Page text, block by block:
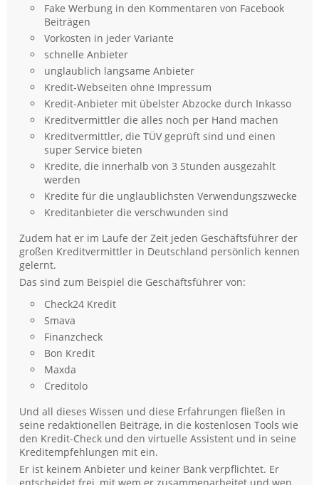
Fake Werbung in den Kommentaren von Facebook
Beiträgen
Vorkosten in jeder Variante
schnelle Anbieter
unglaublich langsame Anbieter
Kredit-Webseiten ohne Impressum
Kredit-Anbieter mit übelster Abzocke durch Inkasso
Kreditvermittler die alles noch per Hand machen
Kreditvermittler, die TÜV geprüft sind und einen
super Service bieten
Kredite, die innerhalb von 3 Stunden ausgezahlt
werden
Kredite für die unglaublichsten Verwendungszwecke
Kreditanbieter die verschwunden sind
Zudem hat er im Laufe der Zeit jeden Geschäftsführer der
großen Kreditvermittler in Deutschland persönlich kennen
gelernt.
Das sind zum Beispiel die Geschäftsführer von:
Check24 Kredit
Smava
Finanzcheck
Bon Kredit
Maxda
Creditolo
Und all dieses Wissen und diese Erfahrungen fließen in
seine redaktionellen Beiträge, in die kostenlosen Tools wie
den Kredit-Check und den virtuelle Assistent und in seine
Kreditempfehlungen mit ein.
Er ist keinem Anbieter und keiner Bank verpflichtet. Er
entscheidet frei, mit wem er zusammenarbeitet und wen